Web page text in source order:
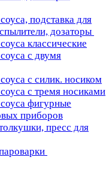
подставка для
дозаторы
классические
с двумя
с силик. носиком
с тремя носиками
фигурные
приборов
пресс для